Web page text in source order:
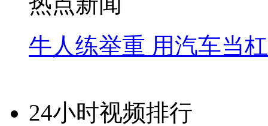
牛人练举重 用汽车当
24小时视频排行